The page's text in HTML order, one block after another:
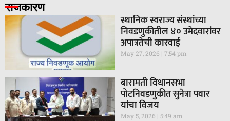
राजकारण
स्थानिक स्वराज्य संस्थांच्या
निवडणुकीतील ४० उमेदवारांवर
अपात्रतेची कारवाई
May 27, 2026 7:54 pm
बारामती विधानसभा
पोटनिवडणुकीत सुनेत्रा पवार
यांचा विजय
May 5, 2026 5:49 am